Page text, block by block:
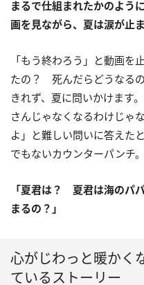
まるで仕組まれたかのよう
画を見ながら、夏は涙が止
「もう終わろう」と動画を
たの？ 死んだらどうなる
きれず、夏に問いかけます
さんじゃなくなるわけじゃ
よ」と難しい問いに答えた
でもないカウンターパンチ。
「夏君は？ 夏君は海のパ
まるの？」
心がじわっと暖かく
ているストーリー